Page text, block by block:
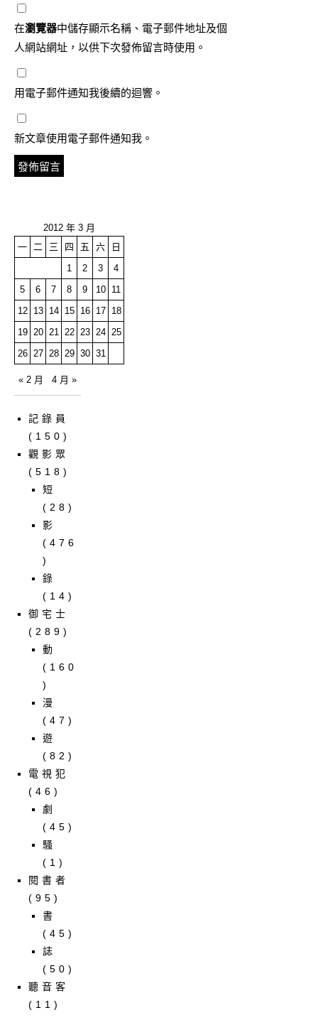
在瀏覽器中儲存顯示名稱、電子郵件地址及個
人網站網址，以供下次發佈留言時使用。
用電子郵件通知我後續的迴響。
新文章使用電子郵件通知我。
2012 年 3 月
一
二 三 四 五 六
日
1
2 3
4
5
6 7 8 9 10
11
12
13 14 15 16 17
18
19
20 21 22 23 24
25
26
27 28 29 30 31
« 2 月 4 月 »
記錄員
(150)
觀影眾
(518)
短
(28)
影
(476
)
錄
(14)
御宅士
(289)
動
(160
)
漫
(47)
遊
(82)
電視犯
(46)
劇
(45)
騷
(1)
閱書者
(95)
書
(45)
誌
(50)
聽音客
(11)